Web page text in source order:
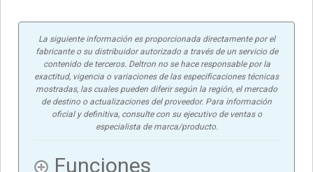
La siguiente información es proporcionada directamente por el
fabricante o su distribuidor autorizado a través de un servicio de
contenido de terceros. Deltron no se hace responsable por la
exactitud, vigencia o variaciones de las especificaciones técnicas
mostradas, las cuales pueden diferir según la región, el mercado
de destino o actualizaciones del proveedor. Para información
oficial y definitiva, consulte con su ejecutivo de ventas o
especialista de marca/producto.
Funciones